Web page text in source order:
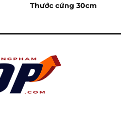
Thước cứng 30cm